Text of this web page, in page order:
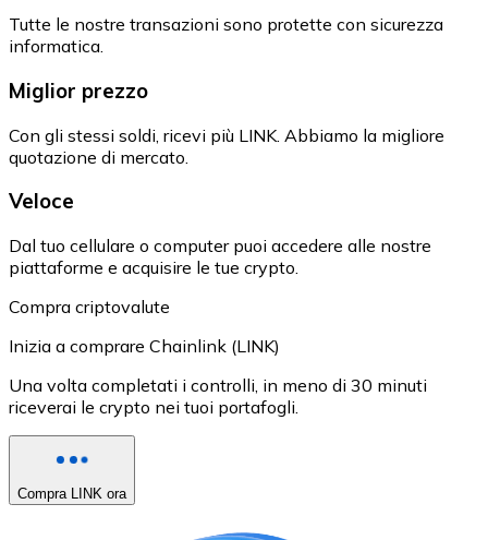
Tutte le nostre transazioni sono protette con sicurezza
informatica.
Miglior prezzo
Con gli stessi soldi, ricevi più LINK. Abbiamo la migliore
quotazione di mercato.
Veloce
Dal tuo cellulare o computer puoi accedere alle nostre
piattaforme e acquisire le tue crypto.
Compra criptovalute
Inizia a comprare Chainlink (LINK)
Una volta completati i controlli, in meno di 30 minuti
riceverai le crypto nei tuoi portafogli.
Compra LINK ora